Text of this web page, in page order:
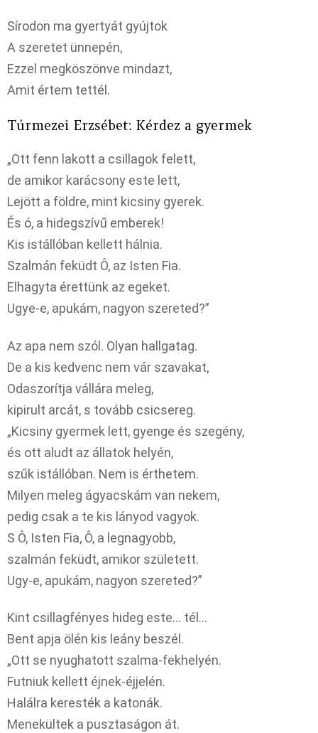
Sírodon ma gyertyát gyújtok
A szeretet ünnepén,
Ezzel megköszönve mindazt,
Amit értem tettél.
Túrmezei Erzsébet: Kérdez a gyermek
„Ott fenn lakott a csillagok felett,
de amikor karácsony este lett,
Lejött a földre, mint kicsiny gyerek.
És ó, a hidegszívű emberek!
Kis istállóban kellett hálnia.
Szalmán feküdt Ô, az Isten Fia.
Elhagyta érettünk az egeket.
Ugye-e, apukám, nagyon szereted?”
Az apa nem szól. Olyan hallgatag.
De a kis kedvenc nem vár szavakat,
Odaszorítja vállára meleg,
kipirult arcát, s tovább csicsereg.
„Kicsiny gyermek lett, gyenge és szegény,
és ott aludt az állatok helyén,
szűk istállóban. Nem is érthetem.
Milyen meleg ágyacskám van nekem,
pedig csak a te kis lányod vagyok.
S Ô, Isten Fia, Ô, a legnagyobb,
szalmán feküdt, amikor született.
Ugy-e, apukám, nagyon szereted?”
Kint csillagfényes hideg este… tél…
Bent apja ölén kis leány beszél.
„Ott se nyughatott szalma-fekhelyén.
Futniuk kellett éjnek-éjjelén.
Halálra keresték a katonák.
Menekültek a pusztaságon át.